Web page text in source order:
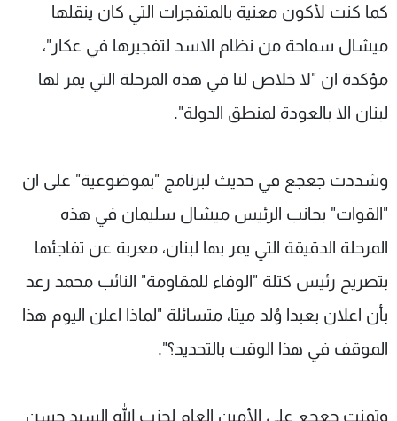
كما كنت لأكون معنية بالمتفجرات التي كان ينقلها
ميشال سماحة من نظام الاسد لتفجيرها في عكار"،
مؤكدة ان "لا خلاص لنا في هذه المرحلة التي يمر لها
لبنان الا بالعودة لمنطق الدولة".
وشددت جعجع في حديث لبرنامج "بموضوعية" على ان
"القوات" بجانب الرئيس ميشال سليمان في هذه
المرحلة الدقيقة التي يمر بها لبنان، معربة عن تفاجئها
بتصريح رئيس كتلة "الوفاء للمقاومة" النائب محمد رعد
بأن اعلان بعبدا وُلد ميتا، متسائلة "لماذا اعلن اليوم هذا
الموقف في هذا الوقت بالتحديد؟".
وتمنت جعجع على الأمين العام لحزب الله السيد حسن